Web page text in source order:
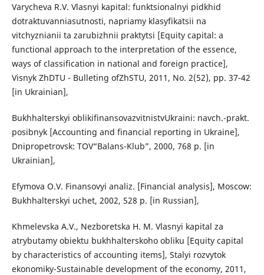
Varycheva R.V. Vlasnyi kapital: funktsionalnyi pidkhid
dotraktuvanniasutnosti, napriamy klasyfikatsii na
vitchyznianii ta zarubizhnii praktytsi [Equity capital: a
functional approach to the interpretation of the essence,
ways of classification in national and foreign practice],
Visnyk ZhDTU - Bulleting ofZhSTU, 2011, No. 2(52), pp. 37-42
[in Ukrainian],
Bukhhalterskyi oblikifinansovazvitnistvUkraini: navch.-prakt.
posibnyk [Accounting and financial reporting in Ukraine],
Dnipropetrovsk: TOV“Balans-Klub”, 2000, 768 p. [in
Ukrainian],
Efymova O.V. Finansovyi analiz. [Financial analysis], Moscow:
Bukhhalterskyi uchet, 2002, 528 p. [in Russian],
Khmelevska A.V., Nezboretska H. M. Vlasnyi kapital za
atrybutamy obiektu bukhhalterskoho obliku [Equity capital
by characteristics of accounting items], Stalyi rozvytok
ekonomiky-Sustainable development of the economy, 2011,